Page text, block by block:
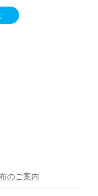
のご案内